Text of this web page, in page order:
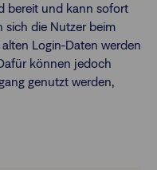
bereit und kann sofort
sich die Nutzer beim
Login-Daten werden
können jedoch
genutzt werden,